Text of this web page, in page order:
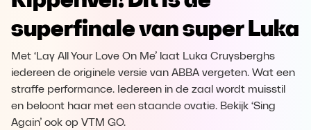
Opera Download
superfinale van super Luka
Met ‘Lay All Your Love On Me’ laat Luka Cruysberghs
iedereen de originele versie van ABBA vergeten. Wat een
straffe performance. Iedereen in de zaal wordt muisstil
en beloont haar met een staande ovatie. Bekijk ‘Sing
Again’ ook op VTM GO.